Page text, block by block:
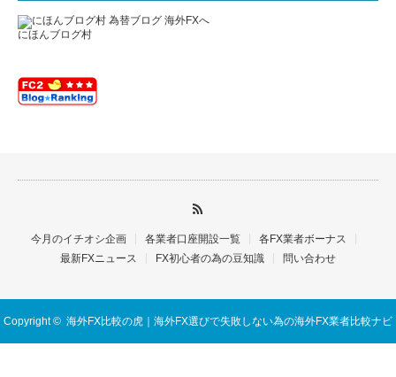
にほんブログ村
今月のイチオシ企画 各業者口座開設一覧
各FX業者ボーナス
最新FXニュース
FX初心者の為の豆知識 問い合わせ
Copyright © 海外FX比較の虎｜海外FX選びで失敗しない為の海外FX業者比較ナビ